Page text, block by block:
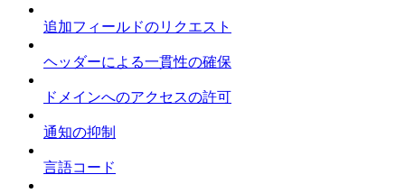
追加フィールドのリクエスト
ヘッダーによる一貫性の確保
ドメインへのアクセスの許可
通知の抑制
言語コード